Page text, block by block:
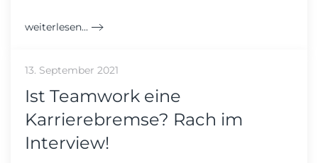
weiterlesen...
13. September 2021
Ist Teamwork eine
Karrierebremse? Rach im
Interview!